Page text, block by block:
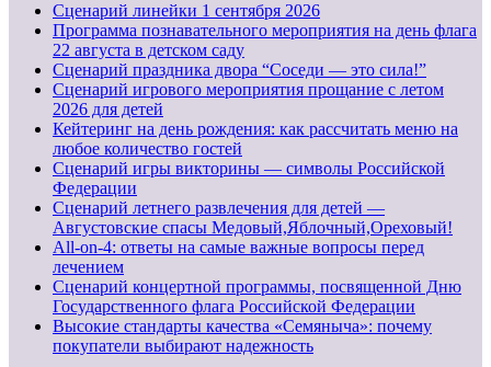
Cценарий линейки 1 сентября 2026
Программа познавательного мероприятия на день флага
22 августа в детском саду
Сценарий праздника двора “Соседи — это сила!”
Сценарий игрового мероприятия прощание с летом
2026 для детей
Кейтеринг на день рождения: как рассчитать меню на
любое количество гостей
Сценарий игры викторины — символы Российской
Федерации
Сценарий летнего развлечения для детей —
Августовские спасы Медовый,Яблочный,Ореховый!
All-on-4: ответы на самые важные вопросы перед
лечением
Сценарий концертной программы, посвященной Дню
Государственного флага Российской Федерации
Высокие стандарты качества «Семяныча»: почему
покупатели выбирают надежность